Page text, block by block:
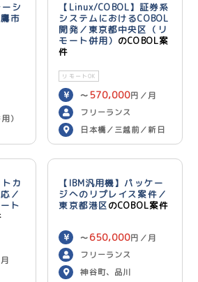
ーシ
市
）
【Linux/COBOL】証券系
システムにおけるCOBOL
開発／東京都中央区（リ
モート併用） のCOBOL案
件
リモートOK
〜 570,000円／月
フリーランス
日本橋／三越前／新日
本橋（リモート併用）
トカ
／
ト
【IBM汎用機】パッケー
ジへのリプレイス案件／
東京都港区のCOBOL案件
〜 650,000円／月
フリーランス
神谷町、品川